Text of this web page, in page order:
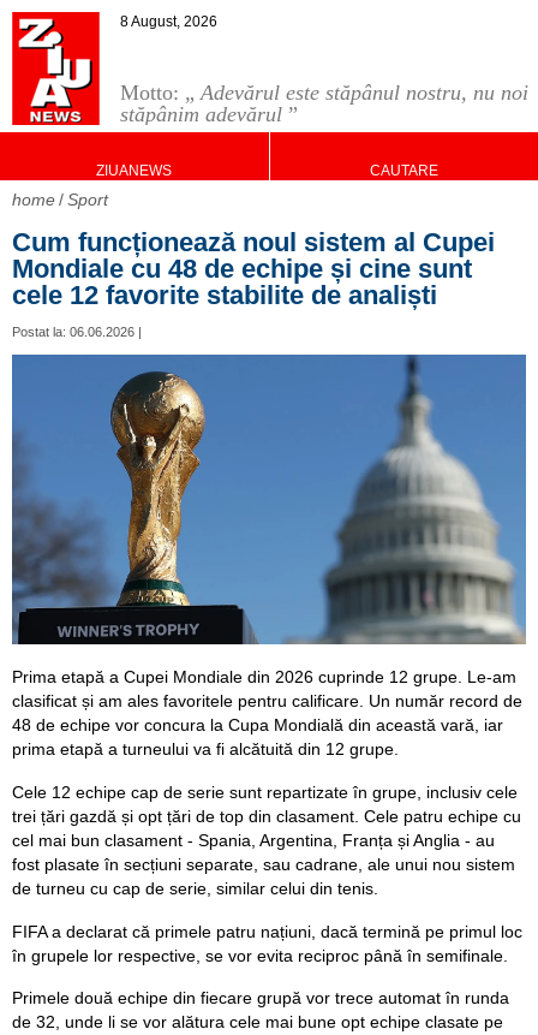
Motto: „Adevărul este stăpânul nostru, nu noi
stăpânim adevărul ”
8 August, 2026
ZIUANEWS CAUTARE
home Sport
Cum funcționează noul sistem al Cupei
Mondiale cu 48 de echipe și cine sunt
cele 12 favorite stabilite de analiști
Postat la: 06.06.2026 |
Prima etapă a Cupei Mondiale din 2026 cuprinde 12 grupe. Le-am
clasificat și am ales favoritele pentru calificare. Un număr record de
48 de echipe vor concura la Cupa Mondială din această vară, iar
prima etapă a turneului va fi alcătuită din 12 grupe.
Cele 12 echipe cap de serie sunt repartizate în grupe, inclusiv cele
trei țări gazdă și opt țări de top din clasament. Cele patru echipe cu
cel mai bun clasament - Spania, Argentina, Franța și Anglia - au
fost plasate în secțiuni separate, sau cadrane, ale unui nou sistem
de turneu cu cap de serie, similar celui din tenis.
FIFA a declarat că primele patru națiuni, dacă termină pe primul loc
în grupele lor respective, se vor evita reciproc până în semifinale.
Primele două echipe din fiecare grupă vor trece automat în runda
de 32, unde li se vor alătura cele mai bune opt echipe clasate pe